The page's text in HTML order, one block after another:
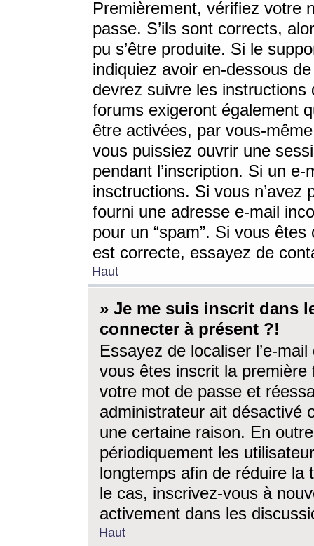
Premièrement, vérifiez votre
passe. S’ils sont corrects,
pu s’être produite. Si le
indiquiez avoir en-dessous
devrez suivre les
forums exigeront également
être activées, par vous-
vous puissiez ouvrir une
pendant l’inscription. Si un
insctructions. Si vous n’avez
fourni une adresse e-mail
pour un “spam”. Si vous
est correcte, essayez de
Haut
» Je me suis inscrit dans
connecter à présent ?!
Essayez de localiser l’e-
vous êtes inscrit la première
votre mot de passe et
administrateur ait désactivé
une certaine raison. En
périodiquement les
longtemps afin de réduire la
le cas, inscrivez-vous à
activement dans les
Haut